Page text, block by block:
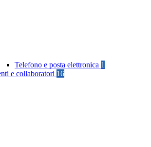
Telefono e posta elettronica 1
e collaboratori 16